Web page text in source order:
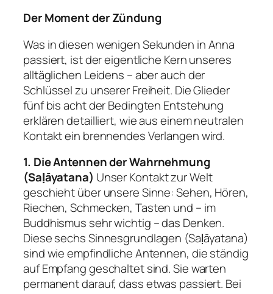
Der Moment der Zündung
Was in diesen wenigen Sekunden in Anna
passiert, ist der eigentliche Kern unseres
alltäglichen Leidens – aber auch der
Schlüssel zu unserer Freiheit. Die Glieder
fünf bis acht der Bedingten Entstehung
erklären detailliert, wie aus einem neutralen
Kontakt ein brennendes Verlangen wird.
1. Die Antennen der Wahrnehmung
(Saḷāyatana) Unser Kontakt zur Welt
geschieht über unsere Sinne: Sehen, Hören,
Riechen, Schmecken, Tasten und – im
Buddhismus sehr wichtig – das Denken.
Diese sechs Sinnesgrundlagen (Saḷāyatana)
sind wie empfindliche Antennen, die ständig
auf Empfang geschaltet sind. Sie warten
permanent darauf, dass etwas passiert. Bei